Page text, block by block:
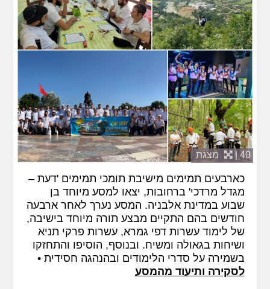
40 | מצגת
כארבעים תמימים מישיבת תומכי תמימים 'דעת –
מגדל מרדכי' ברחובות, יצאו למסע מיוחד בן
שבוע במדינת אלבניה. המסע נערך לאחר ארבעה
חודשים בהם התקיים מבצע תורה מיוחד בישיבה,
של לימוד עשרות דפי גמרא, עשרות פרקי תניא
ושיחות בגאולה ומשיח. ובנוסף, הוסיפו והתחזקו
בשמירה על סדרי הלימודים ובהנהגה חסידית •
לסקירה ותיעוד מהמסע